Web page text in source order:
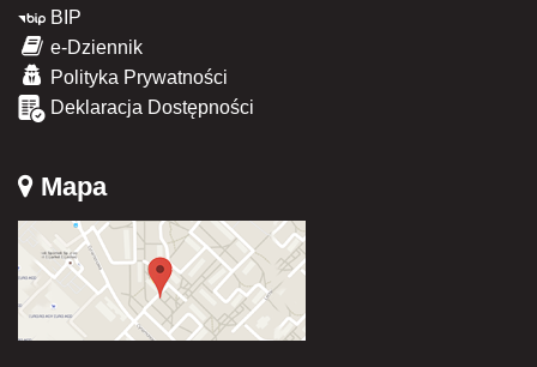
BIP
e-Dziennik
Polityka Prywatności
Deklaracja Dostępności
Mapa